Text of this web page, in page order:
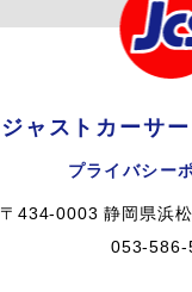
ジャストカーサ
プライバシー
〒434-0003 静岡県浜
053-586-